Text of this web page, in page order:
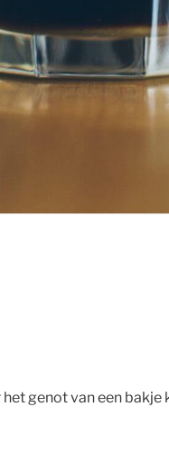
genot van een